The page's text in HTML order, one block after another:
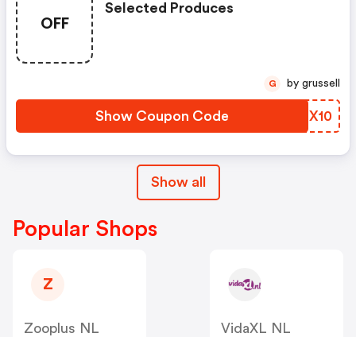
OFF
Selected Produces
Show Coupon Code JNIX10
G by grussell
Show all
Popular Shops
Z
Zooplus NL
VidaXL NL